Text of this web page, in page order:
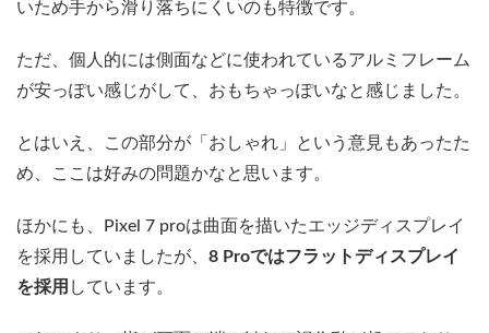
いため手から滑り落ちにくいのも特徴です。
ただ、個人的には側面などに使われているアルミフレーム
が安っぽい感じがして、おもちゃっぽいなと感じました。
とはいえ、この部分が「おしゃれ」という意見もあったた
め、ここは好みの問題かなと思います。
ほかにも、Pixel 7 proは曲面を描いたエッジディスプレイ
を採用していましたが、 8 Proではフラットディスプレイ
を採用 しています。